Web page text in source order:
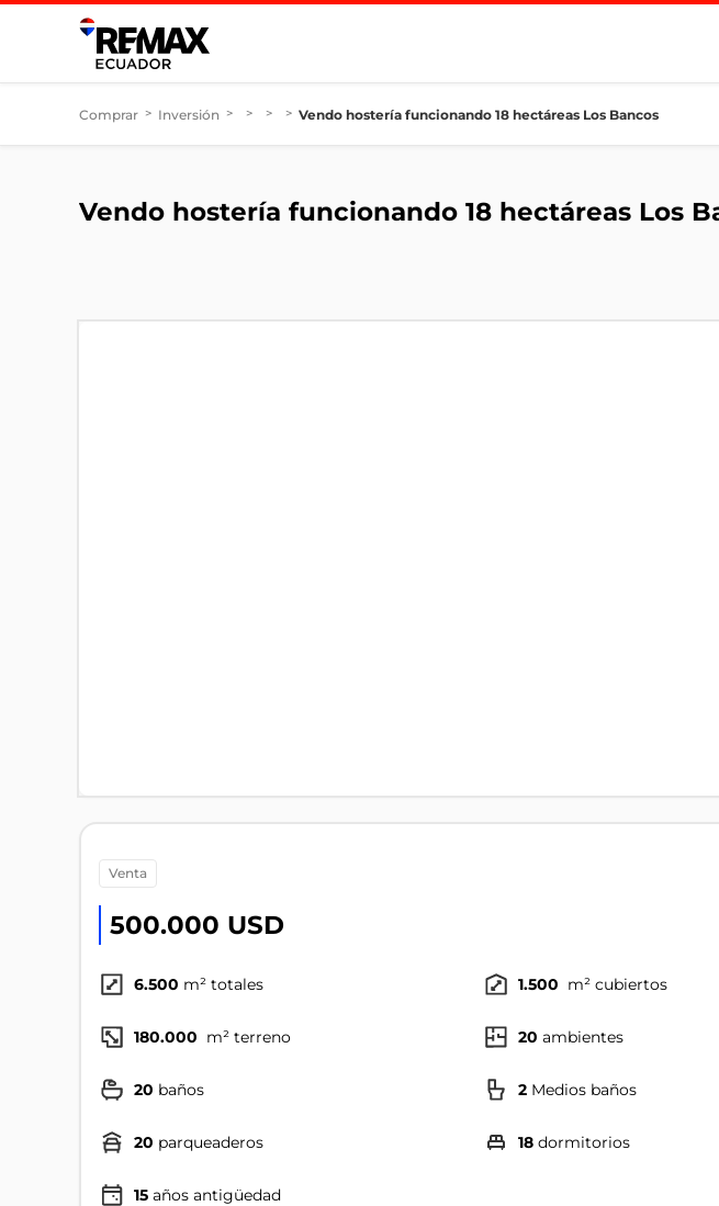
Comprar > Inversión > > > > Vendo hostería funcionando 18 hectáreas Los Bancos
Vendo hostería funcionando 18 hectáreas Los
venta
500.000 USD
6.500 m² totales 1.500 m² cubiertos
180.000 m² terreno 20 ambientes
20 baños 2 Medios baños
20 parqueaderos 18 dormitorios
15 años antigüedad